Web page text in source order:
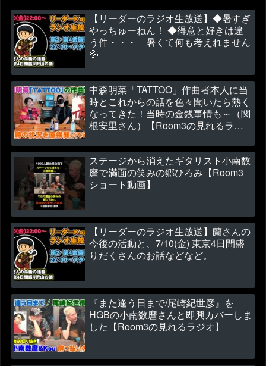
【リーダーのラジオ生放送】◆暑すぎ
やっちゅーねん！ ◆得意と好きは違
う件・・・ 暑くて何も考えれません
💦
中森明菜「TATTOO」作曲者本人に当
時とこれからの話を色々聞いたら熱く
なってきた！当時の金銭事情も～（関
根安里さん）【Room3の見れるラジ
ステージから消えたギタリスト小南数
麿で満面の笑みの郷ひろみ【Room3
ショート動画】
【リーダーのラジオ生放送】蘭さんの
今後の活動と、7/10(金) 東京4日間盛
りだくさんのお話などなど。
『また逢う日まで/尾崎紀世彦』を
HGBの小南数麿さんと即興カバーしま
した【Room3の見れるラジオ】